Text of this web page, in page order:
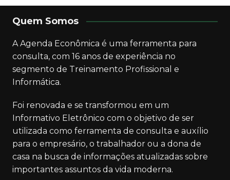
Quem Somos
A Agenda Econômica é uma ferramenta para
consulta, com 16 anos de experiência no
segmento de Treinamento Profissional e
Informática.
Foi renovada e se transformou em um
Informativo Eletrônico com o objetivo de ser
utilizada como ferramenta de consulta e auxílio
para o empresário, o trabalhador ou a dona de
casa na busca de informações atualizadas sobre
importantes assuntos da vida moderna.